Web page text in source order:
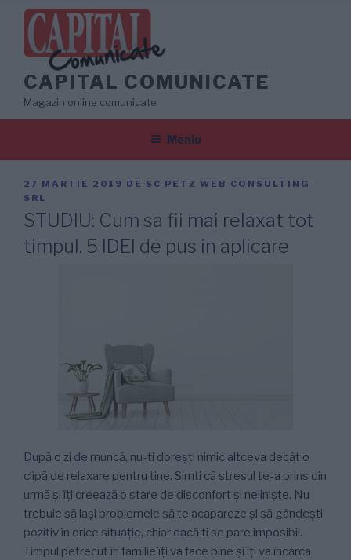
conținut
CAPITAL COMUNICATE
Magazin online comunicate
Meniu
PUBLICAT
PE
27 MARTIE 2019 DE SC PETZ WEB CONSULTING
SRL
STUDIU: Cum sa fii mai relaxat tot
timpul. 5 IDEI de pus in aplicare
După o zi de muncă, nu-ți dorești nimic altceva decât o
clipă de relaxare pentru tine. Simți că stresul te-a prins din
urmă și îți creează o stare de disconfort și neliniște. Nu
trebuie să lași problemele să te acapareze și să gândești
pozitiv în orice situație, chiar dacă ți se pare imposibil.
Timpul petrecut în familie îți va face bine și îți va încărca